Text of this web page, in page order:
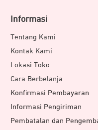
Informasi
Tentang Kami
Kontak Kami
Lokasi Toko
Cara Berbelanja
Konfirmasi Pembayaran
Informasi Pengiriman
Pembatalan dan